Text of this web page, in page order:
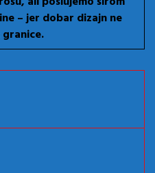
– jer dobar dizajn ne